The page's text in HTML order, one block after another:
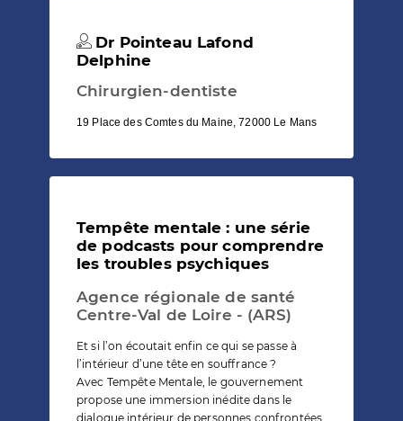
Dr Pointeau Lafond
Delphine
Chirurgien-dentiste
19 Place des Comtes du Maine, 72000 Le Mans
Tempête mentale : une série
de podcasts pour comprendre
les troubles psychiques
Agence régionale de santé
Centre-Val de Loire - (ARS)
Et si l’on écoutait enfin ce qui se passe à
l’intérieur d’une tête en souffrance ?
Avec Tempête Mentale, le gouvernement
propose une immersion inédite dans le
dialogue intérieur de personnes confrontées